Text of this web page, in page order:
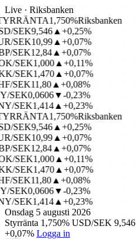
Live · Riksbanken
1,750%Riksbanken
SEK9,546▲+0,25%
SEK10,99▲+0,07%
SEK12,84▲+0,07%
SEK1,000▲+0,11%
SEK1,470▲+0,07%
SEK11,80▲+0,08%
SEK0,0606▼-0,23%
SEK1,414▲+0,23%
1,750%Riksbanken
SEK9,546▲+0,25%
SEK10,99▲+0,07%
SEK12,84▲+0,07%
SEK1,000▲+0,11%
SEK1,470▲+0,07%
SEK11,80▲+0,08%
SEK0,0606▼-0,23%
SEK1,414▲+0,23%
Onsdag 5 augusti 2026
Styrränta 1,750% USD/SEK 9,546
+0,07% Logga in